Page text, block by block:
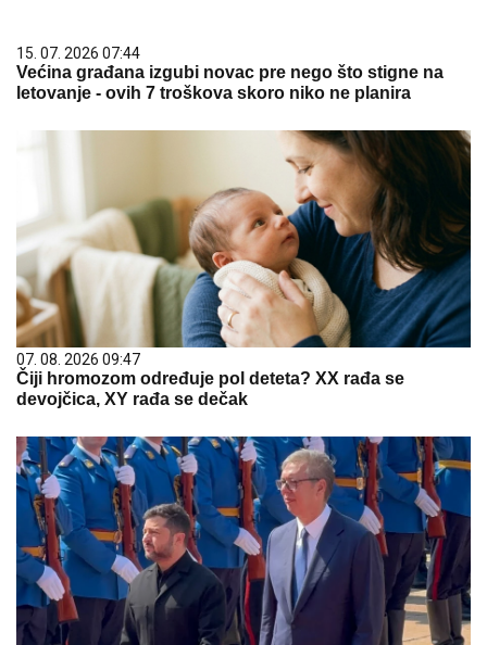
15. 07. 2026 07:44
Većina građana izgubi novac pre nego što stigne na
letovanje - ovih 7 troškova skoro niko ne planira
07. 08. 2026 09:47
Čiji hromozom određuje pol deteta? XX rađa se
devojčica, XY rađa se dečak